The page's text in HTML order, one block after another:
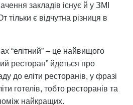
закладів існує й у ЗМІ
тільки є відчутна різниця в
“елітний” – це найвищого
ресторан” йдеться про
до еліти ресторанів, у фразі
готелів, тобто ресторанів та
найкращих.